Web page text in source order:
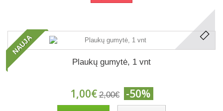
NAUJA
Plaukų gumytė, 1 vnt
1,00€ 2,00€ -50%